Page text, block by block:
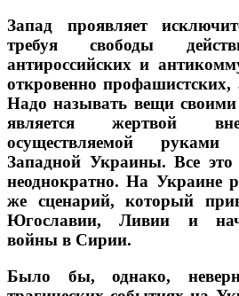
Запад проявляет
требуя свободы
антироссийских и
откровенно профашистских,
Надо называть вещи
является жертвой
осуществляемой
Западной Украины. Все
неоднократно. На Украине
же сценарий, который
Югославии, Ливии и
войны в Сирии.
Было бы, однако,